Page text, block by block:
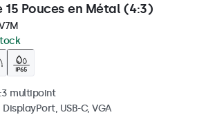
15 Pouces en Métal (4:3)
multipoint
USB-C, VGA